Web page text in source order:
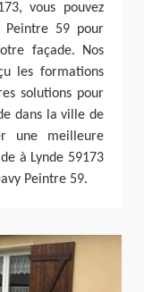
vous pouvez
Peintre 59 pour
façade. Nos
les formations
solutions pour
dans la ville de
une meilleure
à Lynde 59173
Peintre 59.